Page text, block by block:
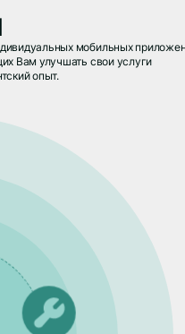
мобильных
Вам улучшать свои услуги
опыт.